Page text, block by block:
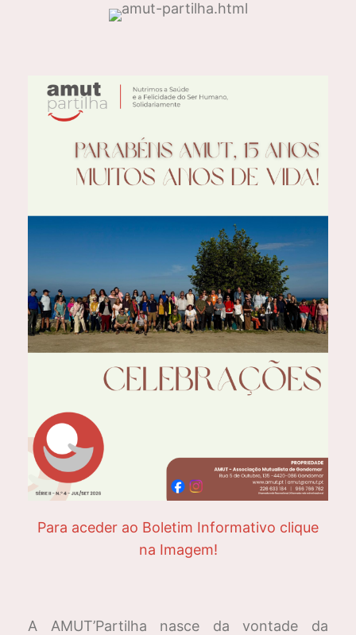
Para aceder ao Boletim Informativo clique
na Imagem!
A AMUT’Partilha nasce da vontade da